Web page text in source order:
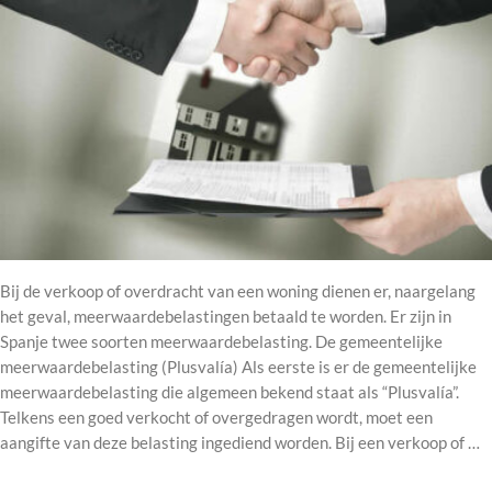
Bij de verkoop of overdracht van een woning dienen er, naargelang
het geval, meerwaardebelastingen betaald te worden. Er zijn in
Spanje twee soorten meerwaardebelasting. De gemeentelijke
meerwaardebelasting (Plusvalía) Als eerste is er de gemeentelijke
meerwaardebelasting die algemeen bekend staat als “Plusvalía”.
Telkens een goed verkocht of overgedragen wordt, moet een
aangifte van deze belasting ingediend worden. Bij een verkoop of …